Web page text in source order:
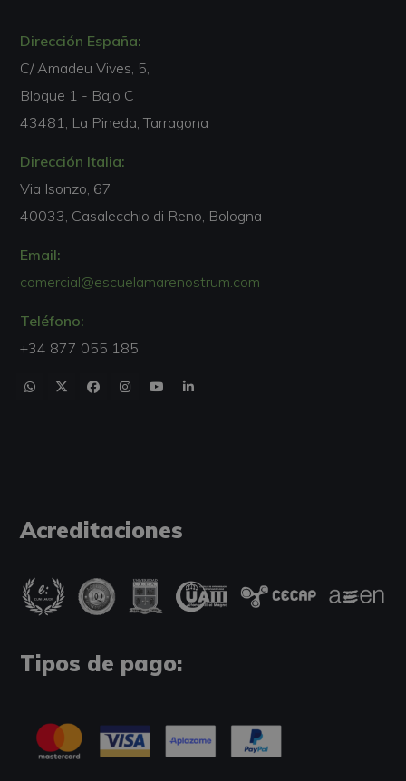
Dirección España:
C/ Amadeu Vives, 5,
Bloque 1 - Bajo C
43481, La Pineda, Tarragona
Dirección Italia:
Via Isonzo, 67
40033, Casalecchio di Reno, Bologna
Email:
comercial@escuelamarenostrum.com
Teléfono:
+34 877 055 185
Acreditaciones
Tipos de pago: